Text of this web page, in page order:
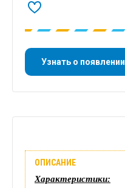
Узнать о появлении
Отзывы
ОПИСАНИЕ
Характеристики: